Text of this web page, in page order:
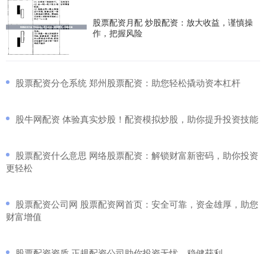
股票配资月配 炒股配资：放大收益，谨慎操
作，把握风险
​股票配资分仓系统 郑州股票配资：助您轻松撬动资本杠杆
​股牛网配资 体验真实炒股！配资模拟炒股，助你提升投资技能
​股票配资什么意思 网络股票配资：解锁财富新密码，助你投资
更轻松
​股票配资公司网 股票配资网首页：安全可靠，资金雄厚，助您
财富增值